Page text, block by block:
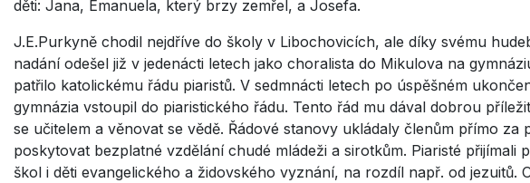
děti: Jana, Emanuela, který brzy zemřel, a Josefa.
J.E.Purkyně chodil nejdříve do školy v Libochovicích, ale díky svému
nadání odešel již v jedenácti letech jako choralista do Mikulova na
patřilo katolickému řádu piaristů. V sedmnácti letech po úspěšném
gymnázia vstoupil do piaristického řádu. Tento řád mu dával dobrou
se učitelem a věnovat se vědě. Řádové stanovy ukládaly členům přímo za
poskytovat bezplatné vzdělání chudé mládeži a sirotkům. Piaristé přijímali
škol i děti evangelického a židovského vyznání, na rozdíl např. od jezuitů.